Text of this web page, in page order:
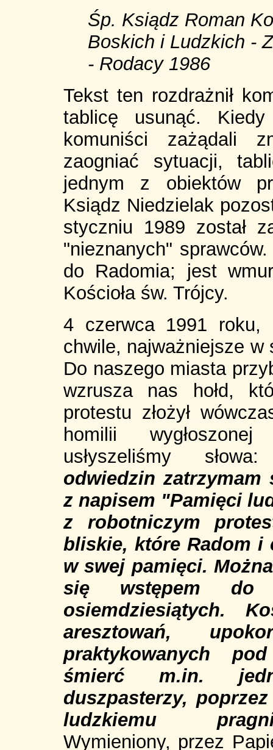
Śp. Ksiądz Roman
Boskich i Ludzkich -
- Rodacy 1986
Tekst ten rozdrażnił
tablicę usunąć. Kiedy
komuniści zażądali
zaogniać sytuacji,
jednym z obiektów
Ksiądz Niedzielak
styczniu 1989 został
"nieznanych"
do Radomia; jest
Kościoła św. Trójcy.
4 czerwca 1991 roku,
chwile, najważniejsze
Do naszego miasta
wzrusza nas hołd,
protestu złożył
homilii
usłyszeliśmy
odwiedzin
z napisem "Pamięci
z robotniczym
bliskie, które Radom i
w swej pamięci.
się wstępem do
osiemdziesiątych.
aresztowań,
praktykowanych
śmierć m.in.
duszpasterzy,
ludzkiemu
Wymieniony, przez